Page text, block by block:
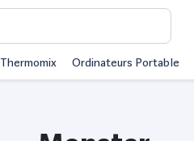
Thermomix Ordinateurs Portable